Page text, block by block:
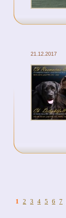
21.12.2017
1 2 3 4 5 6 7